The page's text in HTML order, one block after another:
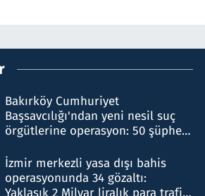
Bakırköy Cumhuriyet
Başsavcılığı'ndan yeni nesil suç
örgütlerine operasyon: 50 şüpheli
İzmir merkezli yasa dışı bahis
operasyonunda 34 gözaltı:
Yaklaşık 2 Milyar liralık para trafiği